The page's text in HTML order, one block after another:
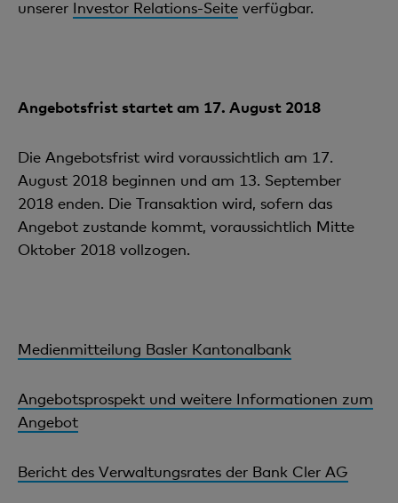
unserer Investor Relations-Seite verfügbar.
Angebotsfrist startet am 17. August 2018
Die Angebotsfrist wird voraussichtlich am 17.
August 2018 beginnen und am 13. September
2018 enden. Die Transaktion wird, sofern das
Angebot zustande kommt, voraussichtlich Mitte
Oktober 2018 vollzogen.
Medienmitteilung Basler Kantonalbank
Angebotsprospekt und weitere Informationen zum
Angebot
Bericht des Verwaltungsrates der Bank Cler AG